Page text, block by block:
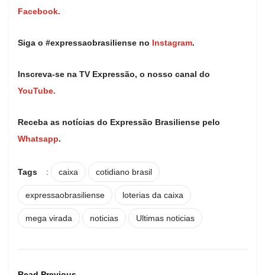
Facebook.
Siga o #expressaobrasiliense no Instagram.
Inscreva-se na TV Expressão, o nosso canal do
YouTube.
Receba as notícias do Expressão Brasiliense pelo
Whatsapp.
Tags : caixa cotidiano brasil
expressaobrasiliense loterias da caixa
mega virada noticias Ultimas noticias